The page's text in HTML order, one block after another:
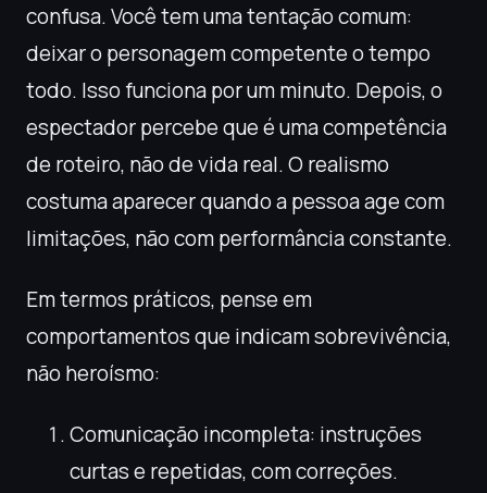
confusa. Você tem uma tentação comum:
deixar o personagem competente o tempo
todo. Isso funciona por um minuto. Depois, o
espectador percebe que é uma competência
de roteiro, não de vida real. O realismo
costuma aparecer quando a pessoa age com
limitações, não com performância constante.
Em termos práticos, pense em
comportamentos que indicam sobrevivência,
não heroísmo:
Comunicação incompleta: instruções
curtas e repetidas, com correções.